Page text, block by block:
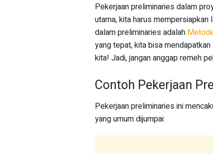
Pekerjaan preliminaries dalam
utama, kita harus mempersiapkan
dalam preliminaries adalah
yang tepat, kita bisa
kita! Jadi, jangan anggap remeh
Contoh Pekerjaan
Pekerjaan preliminaries ini
yang umum dijumpai: